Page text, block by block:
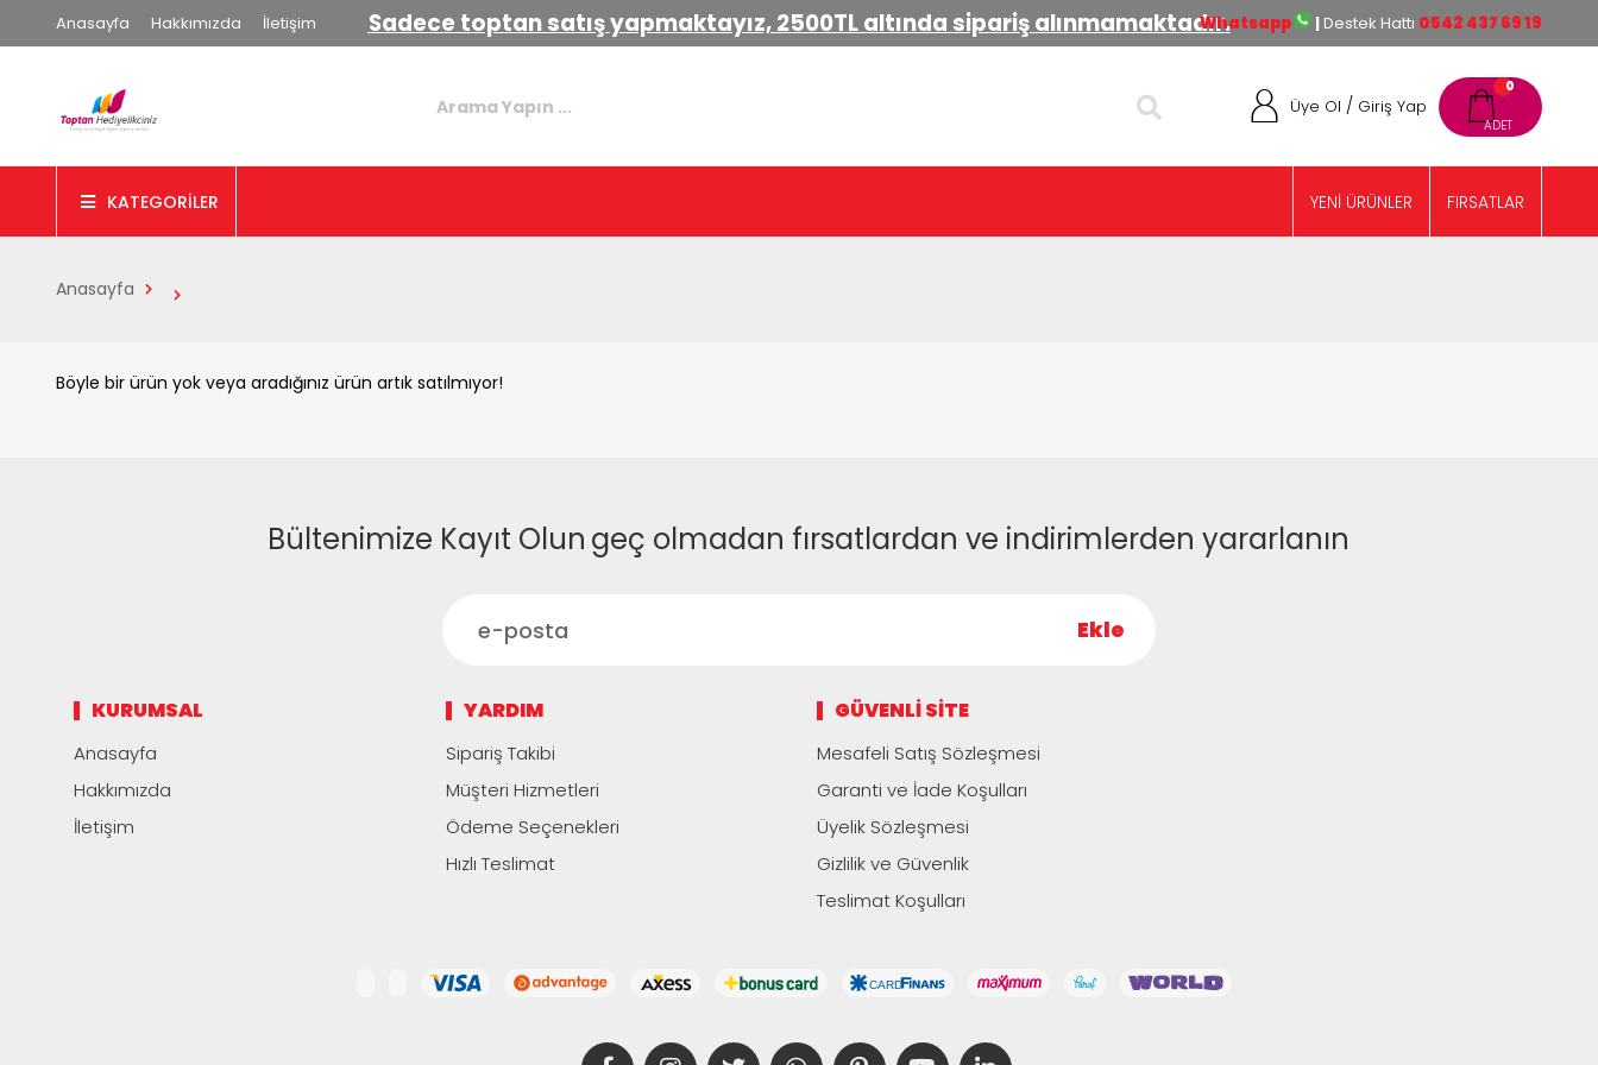
Anasayfa Hakkımızda İletişim Sadece toptan satış yapmaktayız, 2500TL altında sipariş alınmamaktadır.Whatsapp |Destek Hattı 0542 437 69 19
0
Üye Ol / Giriş Yap
KATEGORİLER FIRSATLAR
YENİ ÜRÜNLER
Anasayfa
Böyle bir ürün yok veya aradığınız ürün artık satılmıyor!
Bültenimize Kayıt Olun geç olmadan fırsatlardan ve indirimlerden yararlanın
Ekle
KURUMSAL
Anasayfa
Hakkımızda
İletişim
YARDIM
Sipariş Takibi
Müşteri Hizmetleri
Ödeme Seçenekleri
Hızlı Teslimat
GÜVENLI SITE
Mesafeli Satış Sözleşmesi
Garanti ve İade Koşulları
Üyelik Sözleşmesi
Gizlilik ve Güvenlik
Teslimat Koşulları